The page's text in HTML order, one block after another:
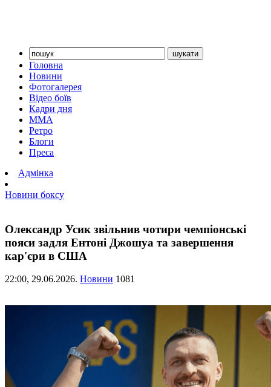
Головна
Новини
Фотогалерея
Відео боїв
Кадри дня
ММА
Ретро
Блоги
Преса
Адмінка
Новини боксу
Олександр Усик звільнив чотири чемпіонські
пояси задля Ентоні Джошуа та завершення
кар'єри в США
22:00, 29.06.2026. Новини 1081